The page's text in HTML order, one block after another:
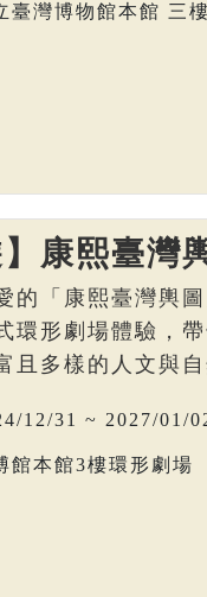
臺灣博物館本館 三
】康熙臺灣
的「康熙臺灣輿
環形劇場體驗，
且多樣的人文與自
12/31 ~ 2027/01/
館本館3樓環形劇場